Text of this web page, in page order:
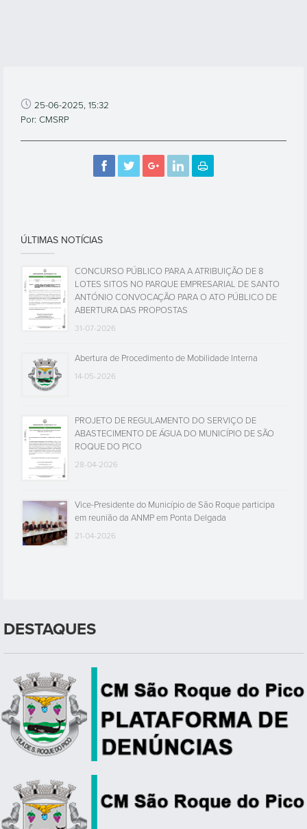
25-06-2025, 15:32
Por: CMSRP
ÚLTIMAS NOTÍCIAS
CONCURSO PÚBLICO PARA A ATRIBUIÇÃO DE 8
LOTES SITOS NO PARQUE EMPRESARIAL DE SANTO
ANTÓNIO CONVOCAÇÃO PARA O ATO PÚBLICO DE
ABERTURA DAS PROPOSTAS
31-07-2026
Abertura de Procedimento de Mobilidade Interna
14-05-2026
PROJETO DE REGULAMENTO DO SERVIÇO DE
ABASTECIMENTO DE ÁGUA DO MUNICÍPIO DE SÃO
ROQUE DO PICO
28-04-2026
Vice-Presidente do Município de São Roque participa
em reunião da ANMP em Ponta Delgada
21-04-2026
DESTAQUES